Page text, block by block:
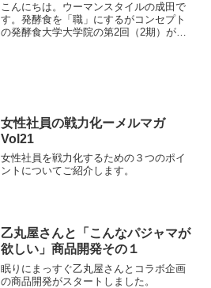
こんにちは。ウーマンスタイルの成田で
す。発酵食を「職」にするがコンセプト
の発酵食大学大学院の第2回（2期）が間
女性社員の戦力化ーメルマガ
Vol21
女性社員を戦力化するための３つのポイ
ントについてご紹介します。
乙丸屋さんと「こんなパジャマが
欲しい」商品開発その１
眠りにまっすぐ乙丸屋さんとコラボ企画
の商品開発がスタートしました。